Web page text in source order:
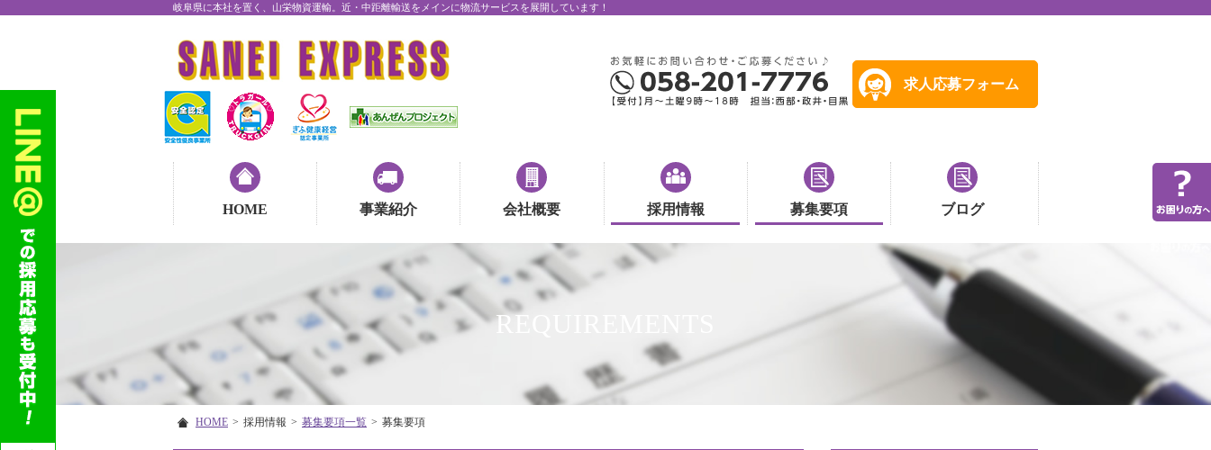
岐阜県に本社を置く、山栄物資運輸。近・中距離輸送をメインに物流サービスを展開しています！
求人応募フォーム
HOME 事業紹介 会社概要 採用情報 募集要項 ブログ
REQUIREMENTS
HOME > 採用情報 > 募集要項一覧 > 募集要項